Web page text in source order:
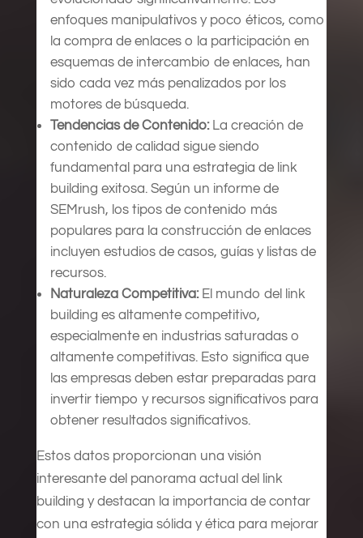
enfoques manipulativos y poco éticos, como
la compra de enlaces o la participación en
esquemas de intercambio de enlaces, han
sido cada vez más penalizados por los
motores de búsqueda.
Tendencias de Contenido:La creación de
contenido de calidad sigue siendo
fundamental para una estrategia de link
building exitosa. Según un informe de
SEMrush, los tipos de contenido más
populares para la construcción de enlaces
incluyen estudios de casos, guías y listas de
recursos.
Naturaleza Competitiva:El mundo del link
building es altamente competitivo,
especialmente en industrias saturadas o
altamente competitivas. Esto significa que
las empresas deben estar preparadas para
invertir tiempo y recursos significativos para
obtener resultados significativos.
Estos datos proporcionan una visión
interesante del panorama actual del link
building y destacan la importancia de contar
con una estrategia sólida y ética para mejorar